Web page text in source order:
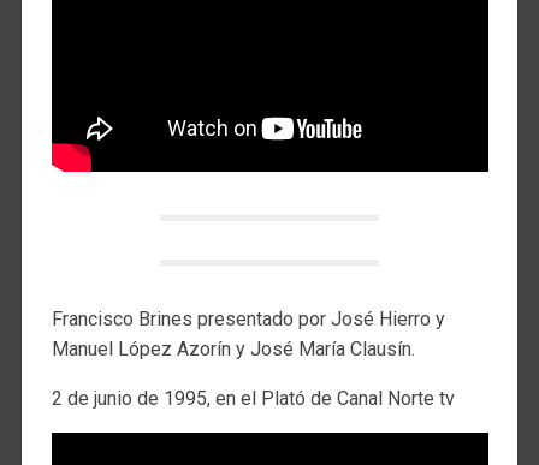
Francisco Brines presentado por José Hierro y
Manuel López Azorín y José María Clausín.
2 de junio de 1995, en el Plató de Canal Norte tv